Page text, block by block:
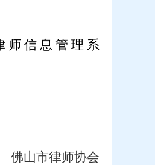
师信息管理系
佛山市律师协会